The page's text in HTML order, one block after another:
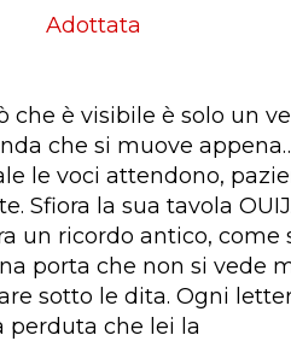
Adottata
che è visibile è solo un
che si muove
le voci attendono,
Sfiora la sua tavola
un ricordo antico, come
porta che non si vede
sotto le dita. Ogni
perduta che lei la